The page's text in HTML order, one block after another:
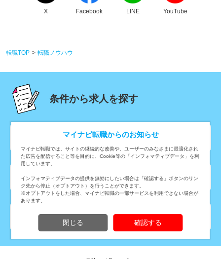
X Facebook LINE YouTube
転職TOP 転職ノウハウ
条件から求人を探す
勤務地から転職・求人情報を探す
職種から転職・求人情報を探す
業種から転職・求人情報を探す
マイナビ転職からのお知らせ
マイナビ転職では、サイトの継続的な改善や、ユーザーのみなさまに最適化され
た広告を配信すること等を目的に、Cookie等の「インフォマティブデータ」を利
用しています。
インフォマティブデータの提供を無効にしたい場合は「確認する」ボタンのリン
ク先から停止（オプトアウト）を行うことができます。
※オプトアウトをした場合、マイナビ転職の一部サービスを利用できない場合が
あります。
閉じる 確認する